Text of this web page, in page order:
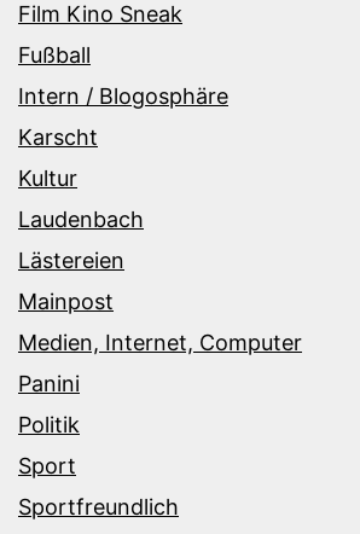
Film Kino Sneak
Fußball
Intern / Blogosphäre
Karscht
Kultur
Laudenbach
Lästereien
Mainpost
Medien, Internet, Computer
Panini
Politik
Sport
Sportfreundlich